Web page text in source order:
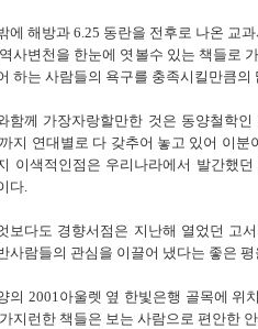
에 해방과 6.25 동란을 전후로 나온 교
사변천을 한눈에 엿볼수 있는 책들로
하는 사람들의 욕구를 충족시킬만큼
함께 가장자랑할만한 것은 동양철학
지 연대별로 다 갖추어 놓고 있어 이
이색적인점은 우리나라에서 발간했
다.
보다도 경향서점은 지난해 열었던 고
사람들의 관심을 이끌어 냈다는 좋은
의 2001아울렛 옆 한빛은행 골목에 위
지런한 책들은 보는 사람으로 편안한